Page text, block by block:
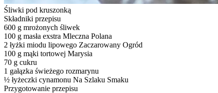
Śliwki pod kruszonką
Składniki przepisu
600 g mrożonych śliwek
100 g masła exstra Mleczna Polana
2 łyżki miodu lipowego Zaczarowany Ogród
100 g mąki tortowej Marysia
70 g cukru
1 gałązka świeżego rozmarynu
½ łyżeczki cynamonu Na Szlaku Smaku
Przygotowanie przepisu